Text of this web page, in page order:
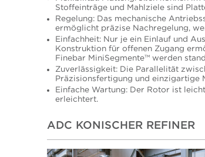
Stoffeinträge und Mahlziele sind
Regelung: Das mechanische
ermöglicht präzise Nachregelung,
Einfachheit: Nur je ein Einlauf und
Konstruktion für offenen Zugang
Finebar MiniSegmente™ werden
Zuverlässigkeit: Die Parallelität
Präzisionsfertigung und einzigartige
Einfache Wartung: Der Rotor ist
erleichtert.
ADC KONISCHER REFINER